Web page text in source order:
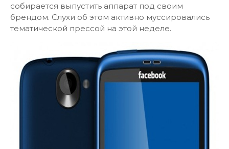
собирается выпустить аппарат под своим
брендом. Слухи об этом активно муссировались
тематической прессой на этой неделе.